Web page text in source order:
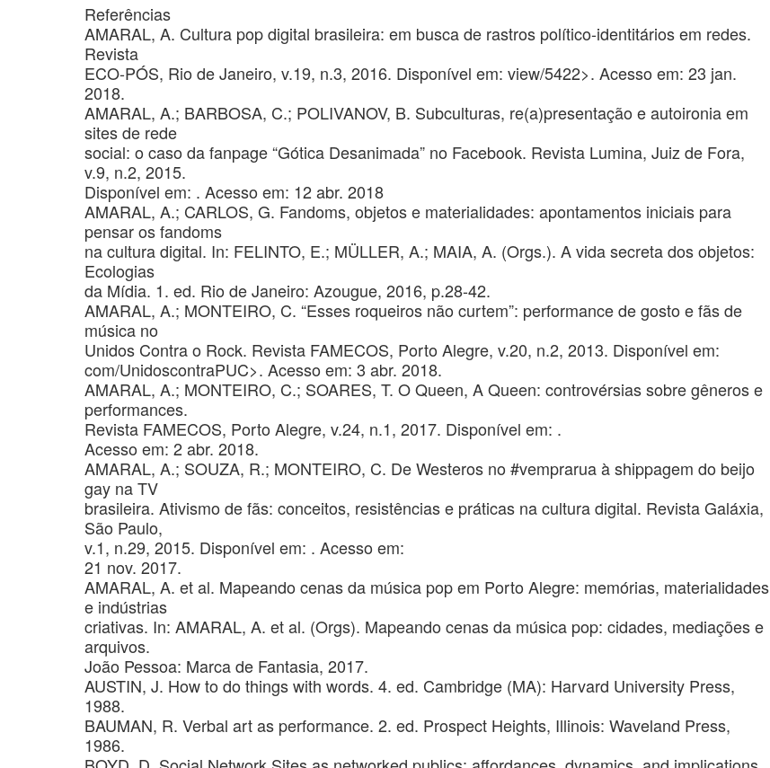
Referências
AMARAL, A. Cultura pop digital brasileira: em busca de rastros político-identitários em redes.
Revista
ECO-PÓS, Rio de Janeiro, v.19, n.3, 2016. Disponível em: view/5422>. Acesso em: 23 jan.
2018.
AMARAL, A.; BARBOSA, C.; POLIVANOV, B. Subculturas, re(a)presentação e autoironia em
sites de rede
social: o caso da fanpage “Gótica Desanimada” no Facebook. Revista Lumina, Juiz de Fora,
v.9, n.2, 2015.
Disponível em: . Acesso em: 12 abr. 2018
AMARAL, A.; CARLOS, G. Fandoms, objetos e materialidades: apontamentos iniciais para
pensar os fandoms
na cultura digital. In: FELINTO, E.; MÜLLER, A.; MAIA, A. (Orgs.). A vida secreta dos objetos:
Ecologias
da Mídia. 1. ed. Rio de Janeiro: Azougue, 2016, p.28-42.
AMARAL, A.; MONTEIRO, C. “Esses roqueiros não curtem”: performance de gosto e fãs de
música no
Unidos Contra o Rock. Revista FAMECOS, Porto Alegre, v.20, n.2, 2013. Disponível em:
com/UnidoscontraPUC>. Acesso em: 3 abr. 2018.
AMARAL, A.; MONTEIRO, C.; SOARES, T. O Queen, A Queen: controvérsias sobre gêneros e
performances.
Revista FAMECOS, Porto Alegre, v.24, n.1, 2017. Disponível em: .
Acesso em: 2 abr. 2018.
AMARAL, A.; SOUZA, R.; MONTEIRO, C. De Westeros no #vemprarua à shippagem do beijo
gay na TV
brasileira. Ativismo de fãs: conceitos, resistências e práticas na cultura digital. Revista Galáxia,
São Paulo,
v.1, n.29, 2015. Disponível em: . Acesso em:
21 nov. 2017.
AMARAL, A. et al. Mapeando cenas da música pop em Porto Alegre: memórias, materialidades
e indústrias
criativas. In: AMARAL, A. et al. (Orgs). Mapeando cenas da música pop: cidades, mediações e
arquivos.
João Pessoa: Marca de Fantasia, 2017.
AUSTIN, J. How to do things with words. 4. ed. Cambridge (MA): Harvard University Press,
1988.
BAUMAN, R. Verbal art as performance. 2. ed. Prospect Heights, Illinois: Waveland Press,
1986.